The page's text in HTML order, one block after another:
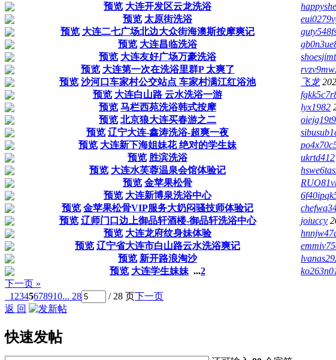
预览 大连开发区云龙洗浴
预览 太原街洗浴
预览 大连二七广场北边大众街海澳斯按摩爽记
预览 大连昌临洗浴
预览 大连友好广场万豪洗浴
预览 大连第一次在洗浴里群P 太爽了
预览 沙河口车家村公交站点 车家村满江红浴池 飞龙
预览 大连白山路 云水洗浴一游
预览 马栏西苑洗浴韩式按摩 lyx1982
预览 北京狼大连买春游之二
预览 辽宁大连-鑫涛洗浴-超爽一夜
预览 大连新下海姐妹花 绝对的学生妹
预览 胜滨洗浴 ukrtd412
预览 大连水芙蓉温泉会馆体验记
预览 金苹果松骨
预览 大连新博泉洗浴中心
预览 金苹果松骨VIP服务大奶闷骚技师体验记
预览 辽师门口边上御品轩酒楼-御品轩洗浴中心 joiuccy
预览 大连龙府纹身妹体验
预览 辽宁省大连市白山路云水洗浴爽记
预览 新开路浪淘沙
预览 大连学生妹妹 ...2
下一页 »
1 2345678910... 28 / 28 页下一页
返 回
快速发帖